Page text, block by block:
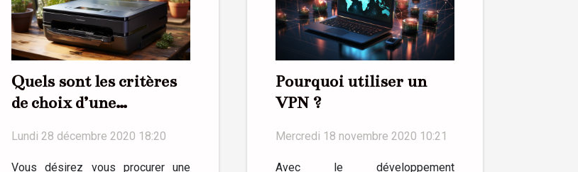
Quels sont les critères
de choix d’une
Lundi 28 décembre 2020 18:20
Vous désirez vous procurer une
Pourquoi utiliser un
VPN ?
Mercredi 18 novembre 2020 10:21
Avec le développement